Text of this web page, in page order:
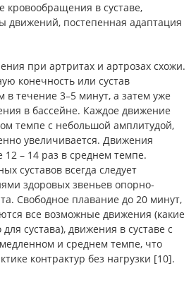
кровообращения в суставе,
движений, постепенная адаптация
при артритах и артрозах схожи.
конечность или сустав
течение 3–5 минут, а затем уже
в бассейне. Каждое движение
темпе с небольшой амплитудой,
увеличивается. Движения
– 14 раз в среднем темпе.
суставов всегда следует
здоровых звеньев опорно-
Свободное плавание до 20 минут,
все возможные движения (какие
сустава), движения в суставе с
и среднем темпе, что
контрактур без нагрузки [10].